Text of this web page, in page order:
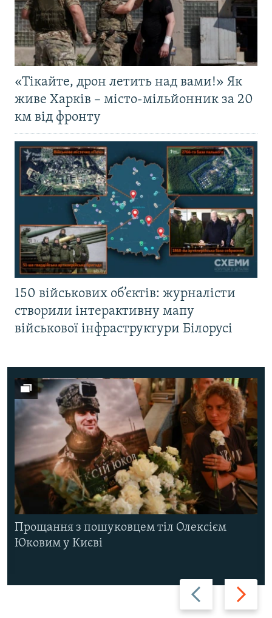
«Тікайте, дрон летить над вами!» Як
живе Харків – місто-мільйонник за 20
км від фронту
150 військових об’єктів: журналісти
створили інтерактивну мапу
військової інфраструктури Білорусі
Назад Вперед
Прощання з пошуковцем тіл Олексієм
Юковим у Києві